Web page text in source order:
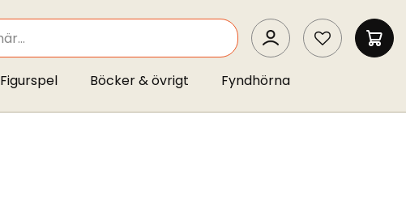
SEARCH
MIN
Figurspel Böcker & övrigt Fyndhörna